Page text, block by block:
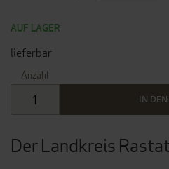
Der Landkreis
AUF LAGER
lieferbar
Anzahl
IN